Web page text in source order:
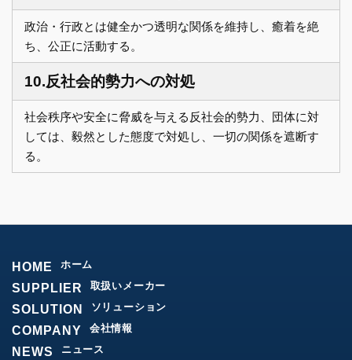
政治・行政とは健全かつ透明な関係を維持し、癒着を絶
ち、公正に活動する。
10.反社会的勢力への対処
社会秩序や安全に脅威を与える反社会的勢力、団体に対
しては、毅然とした態度で対処し、一切の関係を遮断す
る。
HOME ホーム
SUPPLIER 取扱いメーカー
SOLUTION ソリューション
COMPANY 会社情報
NEWS ニュース